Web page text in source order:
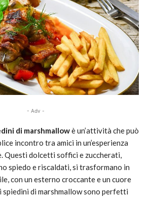
- Adv -
di marshmallowè un’attività che può
incontro tra amici in un’esperienza
Questi dolcetti soffici e zuccherati,
spiedo e riscaldati, si trasformano in
con un esterno croccante e un cuore
spiedini di marshmallow sono perfetti